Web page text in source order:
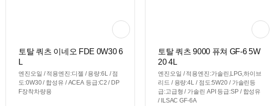
토탈 쿼츠 이네오 FDE 0W30 6
L
엔진오일 / 적용엔진:디젤 / 용량:6L / 점
도:0W30 / 합성유 / ACEA 등급:C2 / DP
F장착차량용
토탈 쿼츠 9000 퓨쳐 GF-6 5W
20 4L
엔진오일 / 적용엔진:가솔린,LPG,하이브
리드 / 용량:4L / 점도:5W20 / 가솔린등
급:고급형 / 가솔린 API 등급:SP / 합성유
/ ILSAC GF-6A